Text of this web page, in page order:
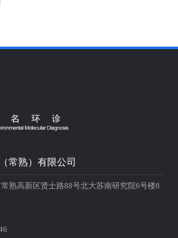
常熟）有限公司
熟高新区贤士路88号北大苏南研究院6号楼8